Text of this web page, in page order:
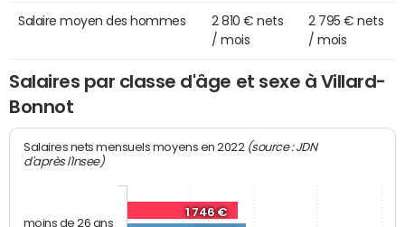
Salaire moyen des hommes
2 810 € nets
/ mois
2 795 € nets
/ mois
Salaires par classe d'âge et sexe à Villard-
Bonnot
Salaires nets mensuels moyens en 2022 (source : JDN
d'après l'Insee)
1 746 €
moins de 26 ans